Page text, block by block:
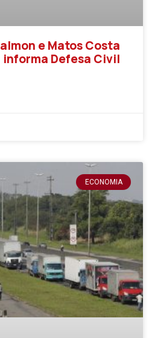
e Matos Costa
informa Defesa Civil
ECONOMIA